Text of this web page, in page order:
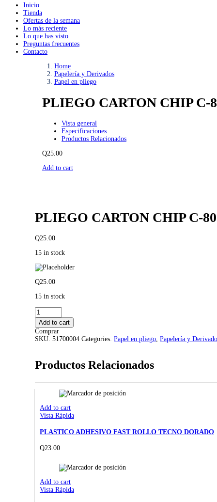
Inicio
Tienda
Ofertas de la semana
Lo más reciente
Lo que has visto
Preguntas frecuentes
Contacto
Home
Papelería y Derivados
Papel en pliego
PLIEGO CARTON CHIP C-
Vista general
Especificaciones
Productos Relacionados
Q25.00
Add to cart
PLIEGO CARTON CHIP C-80
Q25.00
15 in stock
Q25.00
15 in stock
PLIEGO
CARTON
CHIP
C-
80
Add to cart
Comprar
SKU: 51700004 Categories: Papel en pliego, Papelería y
Productos Relacionados
Add to cart
Vista Rápida
PLASTICO ADHESIVO FAST ROLLO TECNO DORADO
Q23.00
Add to cart
Vista Rápida